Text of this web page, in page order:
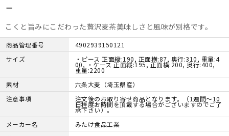
－
こくと旨みにこだわった贅沢麦茶美味しさと風味が別格です。
商品管理番号
4902939150121
サイズ
・ピース 正面縦:190, 正面横:87, 奥行:310, 重量:4
00, ・ケース 正面縦:195, 正面横:200, 奥行:400,
重量:2200
素材
六条大麦（埼玉県産）
注意事項
注文後のお取り寄せ商品となります。（1週間～10
日程度お時間を頂戴する場合がございますのでご了
承下さい）。
メーカー名
みたけ食品工業